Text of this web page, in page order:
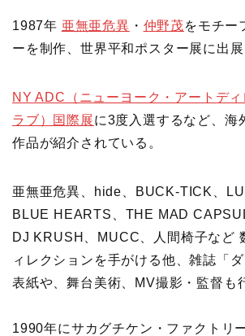
1987年 亜無亜危異 ・ 仲野茂をモチー
ーを制作、世界平和ポスター展に出展
NY ADC（ニューヨーク・アートディ
ラブ）国際展に3度入選するなど、海
作品が紹介されている。
亜無亜危異、hide、BUCK-TICK、
BLUE HEARTS、THE MAD
DJ KRUSH、MUCC、人間椅子など
ィレクションを手がける他、雑誌「
表紙や、舞台美術、MV撮影・監督も
1990年にサカグチケン・ファクトリ